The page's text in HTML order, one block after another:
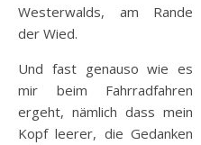
Westerwalds, am Rande
der Wied.
Und fast genauso wie es
mir beim Fahrradfahren
ergeht, nämlich dass mein
Kopf leerer, die Gedanken